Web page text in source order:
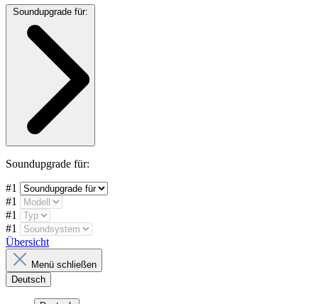
Soundupgrade für:
Soundupgrade für:
#1
#1
#1
#1
Übersicht
Menü schließen
Deutsch